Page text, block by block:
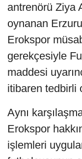
antrenörü Ziya
oynanan
Erokspor
gerekçesiyle
maddesi
itibaren tedbirli
Aynı
Erokspor
işlemleri